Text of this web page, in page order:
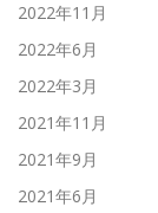
2022年11月
2022年6月
2022年3月
2021年11月
2021年9月
2021年6月